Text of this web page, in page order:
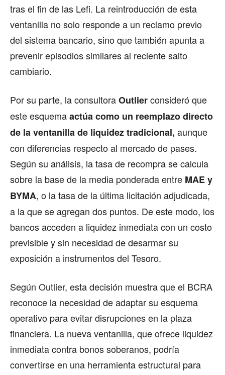
tras el fin de las Lefi. La reintroducción de esta
ventanilla no solo responde a un reclamo previo
del sistema bancario, sino que también apunta a
prevenir episodios similares al reciente salto
cambiario.
Por su parte, la consultoraOutlierconsideró que
este esquemaactúa como un reemplazo directo
de la ventanilla de liquidez tradicional, aunque
con diferencias respecto al mercado de pases.
Según su análisis, la tasa de recompra se calcula
sobre la base de la media ponderada entre MAE y
BYMA, o la tasa de la última licitación adjudicada,
a la que se agregan dos puntos. De este modo, los
bancos acceden a liquidez inmediata con un costo
previsible y sin necesidad de desarmar su
exposición a instrumentos del Tesoro.
Según Outlier, esta decisión muestra que el BCRA
reconoce la necesidad de adaptar su esquema
operativo para evitar disrupciones en la plaza
financiera. La nueva ventanilla, que ofrece liquidez
inmediata contra bonos soberanos, podría
convertirse en una herramienta estructural para